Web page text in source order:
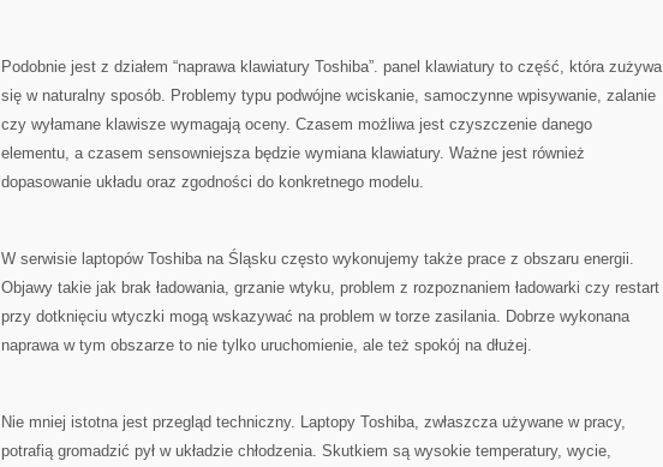
Podobnie jest z działem “naprawa klawiatury Toshiba”. panel klawiatury to część, która zużywa
się w naturalny sposób. Problemy typu podwójne wciskanie, samoczynne wpisywanie, zalanie
czy wyłamane klawisze wymagają oceny. Czasem możliwa jest czyszczenie danego
elementu, a czasem sensowniejsza będzie wymiana klawiatury. Ważne jest również
dopasowanie układu oraz zgodności do konkretnego modelu.
W serwisie laptopów Toshiba na Śląsku często wykonujemy także prace z obszaru energii.
Objawy takie jak brak ładowania, grzanie wtyku, problem z rozpoznaniem ładowarki czy restart
przy dotknięciu wtyczki mogą wskazywać na problem w torze zasilania. Dobrze wykonana
naprawa w tym obszarze to nie tylko uruchomienie, ale też spokój na dłużej.
Nie mniej istotna jest przegląd techniczny. Laptopy Toshiba, zwłaszcza używane w pracy,
potrafią gromadzić pył w układzie chłodzenia. Skutkiem są wysokie temperatury, wycie,